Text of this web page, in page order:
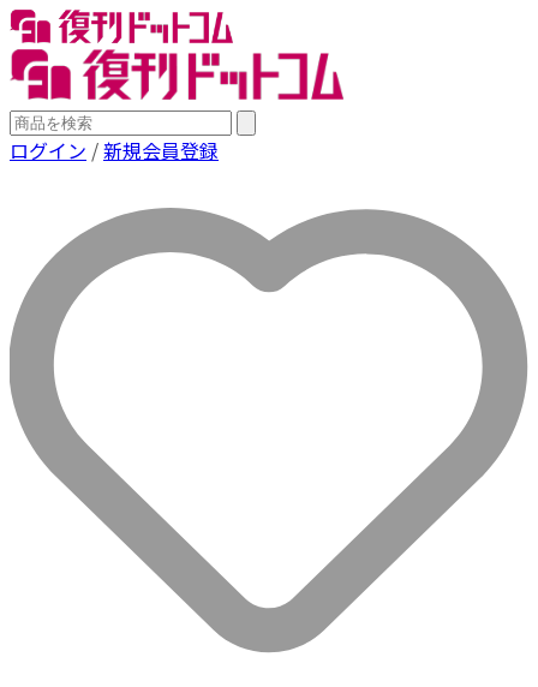
ログイン /新規会員登録